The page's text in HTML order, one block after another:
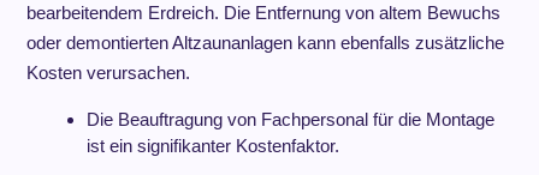
bearbeitendem Erdreich. Die Entfernung von altem Bewuchs
oder demontierten Altzaunanlagen kann ebenfalls zusätzliche
Kosten verursachen.
Die Beauftragung von Fachpersonal für die Montage
ist ein signifikanter Kostenfaktor.